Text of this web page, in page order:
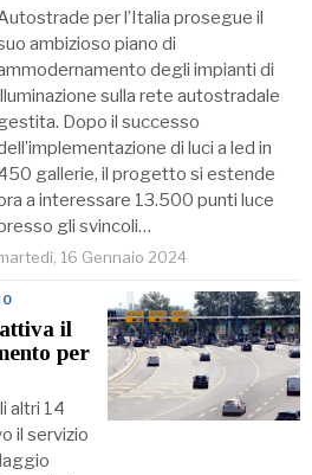
per l’Italia prosegue il
ambizioso piano di
degli impianti di
sulla rete autostradale
Dopo il successo
di luci a led in
gallerie, il progetto si estende
a interessare 13.500 punti luce
gli svincoli…
16 Gennaio 2024
il
per
altri 14
il servizio